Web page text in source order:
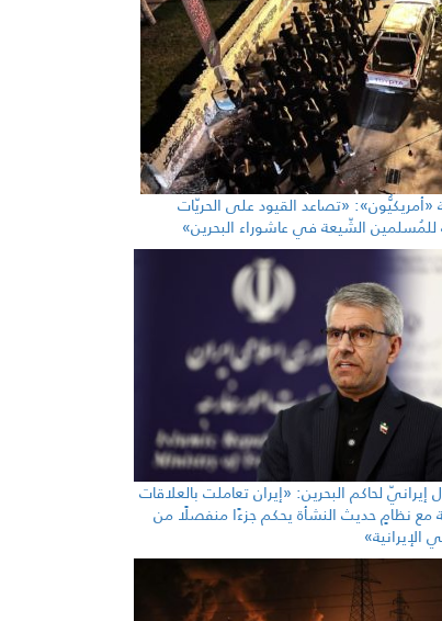
«تصاعد القيود على الحريّات
للمُسلمين الشّيعة في عاشوراء البحرين»
لحاكم البحرين: «إيران تعاملت بالعلاقات
مع نظامٍ حديث النشأة يحكم جزءًا منفصلًا من
الإيرانية»